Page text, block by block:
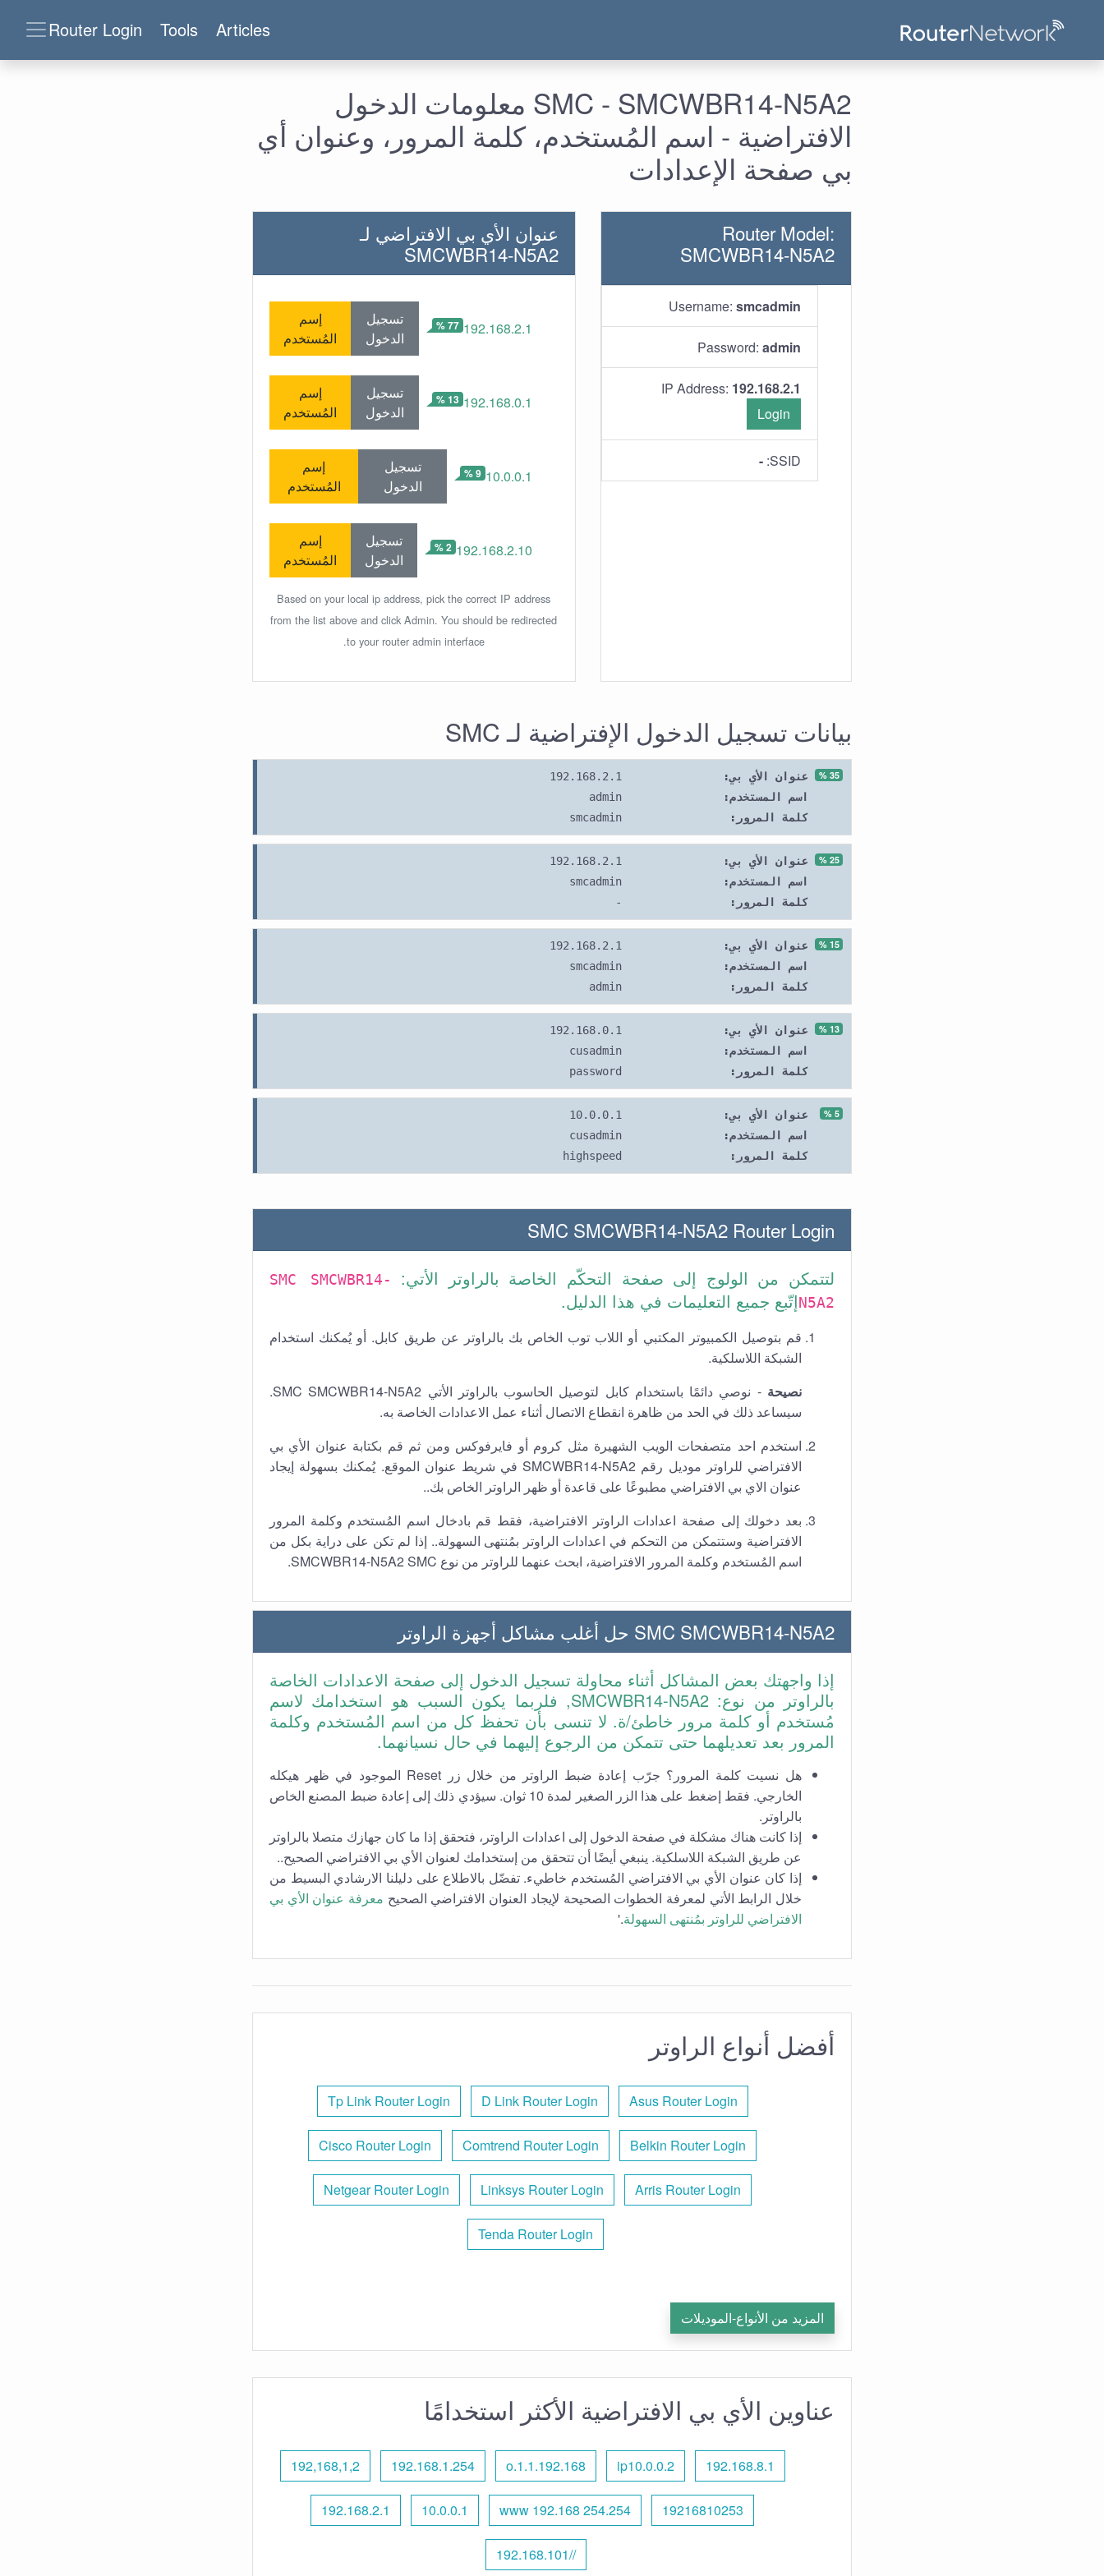
Router Login Tools Articles
SMC - SMCWBR14-N5A2 معلومات الدخول
الافتراضية - اسم المُستخدم، كلمة المرور، وعنوان أي
بي صفحة الإعدادات
Router Model:
SMCWBR14-N5A2
Username: smcadmin
Password: admin
IP Address: 192.168.2.1
Login
SSID:
-
عنوان الأي بي الافتراضي لـ
SMCWBR14-N5A2
192.168.2.1
77 %
تسجيل
الدخول
إسم
المُستخدم
192.168.0.1
13 %
تسجيل
الدخول
إسم
المُستخدم
10.0.0.1
9 %
تسجيل
الدخول
إسم
المُستخدم
192.168.2.10
2 %
تسجيل
الدخول
إسم
المُستخدم
Based on your local ip address, pick the correct IP address
from the list above and click Admin. You should be redirected
to your router admin interface.
بيانات تسجيل الدخول الإفتراضية لـ SMC
35 % عنوان الأي بي:
192.168.2.1
اسم المستخدم:
admin
كلمة المرور:
smcadmin
25 % عنوان الأي بي:
192.168.2.1
اسم المستخدم:
smcadmin
كلمة المرور:
-
15 % عنوان الأي بي:
192.168.2.1
اسم المستخدم:
smcadmin
كلمة المرور:
admin
13 % عنوان الأي بي:
192.168.0.1
اسم المستخدم:
cusadmin
كلمة المرور:
password
5 % عنوان الأي بي:
10.0.0.1
اسم المستخدم:
cusadmin
كلمة المرور:
highspeed
SMC SMCWBR14-N5A2 Router Login
لتتمكن من الولوج إلى صفحة التحكّم الخاصة بالراوتر الأتي:
SMC SMCWBR14-
N5A2إتّبع جميع التعليمات في هذا الدليل.
قم بتوصيل الكمبيوتر المكتبي أو اللاب توب الخاص بك بالراوتر عن طريق كابل. أو يُمكنك استخدام
الشبكة اللاسلكية.
نصيحة
- نوصي دائمًا باستخدام كابل لتوصيل الحاسوب بالراوتر الأتي SMC SMCWBR14-N5A2.
سيساعد ذلك في الحد من ظاهرة انقطاع الاتصال أثناء عمل الاعدادات الخاصة به.
استخدم احد متصفحات الويب الشهيرة مثل كروم أو فايرفوكس ومن ثم قم بكتابة عنوان الأي بي
الافتراضي للراوتر موديل رقم SMCWBR14-N5A2 في شريط عنوان الموقع. يُمكنك بسهولة إيجاد
عنوان الاي بي الافتراضي مطبوعًا على قاعدة أو ظهر الراوتر الخاص بك..
بعد دخولك إلى صفحة اعدادات الراوتر الافتراضية، فقط قم بادخال اسم المُستخدم وكلمة المرور
الافتراضية وستتمكن من التحكم في اعدادات الراوتر بمُنتهى السهولة.. إذا لم تكن على دراية بكل من
اسم المُستخدم وكلمة المرور الافتراضية، ابحث عنهما للراوتر من نوع SMCWBR14-N5A2 SMC.
SMC SMCWBR14-N5A2 حل أغلب مشاكل أجهزة الراوتر
إذا واجهتك بعض المشاكل أثناء محاولة تسجيل الدخول إلى صفحة الاعدادات الخاصة
بالراوتر من نوع: SMCWBR14-N5A2, فلربما يكون السبب هو استخدامك لاسم
مُستخدم أو كلمة مرور خاطئ/ة. لا تنسى بأن تحفظ كل من اسم المُستخدم وكلمة
المرور بعد تعديلهما حتى تتمكن من الرجوع إليهما في حال نسيانهما.
هل نسيت كلمة المرور؟ جرّب إعادة ضبط الراوتر من خلال زر Reset الموجود في ظهر هيكله
الخارجي. فقط إضغط على هذا الزر الصغير لمدة 10 ثوان. سيؤدي ذلك إلى إعادة ضبط المصنع الخاص
بالراوتر.
إذا كانت هناك مشكلة في صفحة الدخول إلى اعدادات الراوتر، فتحقق إذا ما كان جهازك متصلا بالراوتر
عن طريق الشبكة اللاسلكية. ينبغي أيضًا أن تتحقق من إستخدامك لعنوان الأي بي الافتراضي الصحيح..
إذا كان عنوان الأي بي الافتراضي المُستخدم خاطيء. تفضّل بالاطلاع على دليلنا الارشادي البسيط من
خلال الرابط الأتي لمعرفة الخطوات الصحيحة لإيجاد العنوان الافتراضي الصحيح معرفة عنوان الأي بي
الافتراضي للراوتر بمُنتهى السهولة.'
أفضل أنواع الراوتر
Asus Router Login
D Link Router Login
Tp Link Router Login
Belkin Router Login
Comtrend Router Login
Cisco Router Login
Arris Router Login
Linksys Router Login
Netgear Router Login
Tenda Router Login
المزيد من الأنواع-الموديلات
عناوين الأي بي الافتراضية الأكثر استخدامًا
192.168.8.1
ip10.0.0.2
192.168.o.1.1
192.168.1.254
192,168,1,2
19216810253
www 192.168 254.254
10.0.0.1
192.168.2.1
//192.168.101